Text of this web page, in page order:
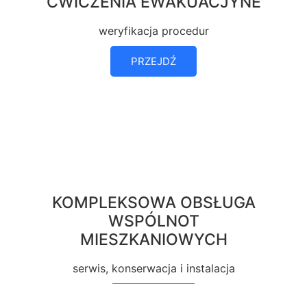
weryfikacja procedur
PRZEJDŹ
KOMPLEKSOWA OBSŁUGA
WSPÓLNOT
MIESZKANIOWYCH
serwis, konserwacja i instalacja